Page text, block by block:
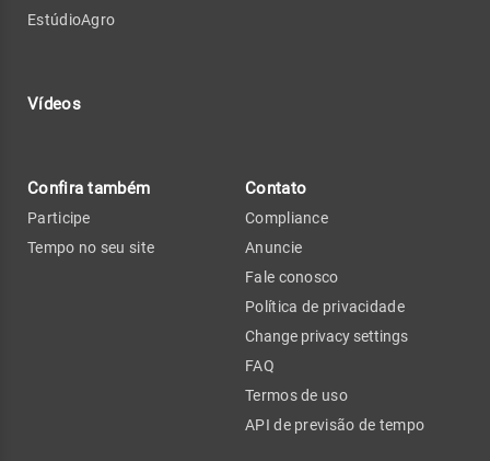
EstúdioAgro
Vídeos
Confira também
Participe
Tempo no seu site
Contato
Compliance
Anuncie
Fale conosco
Política de privacidade
Change privacy settings
FAQ
Termos de uso
API de previsão de tempo